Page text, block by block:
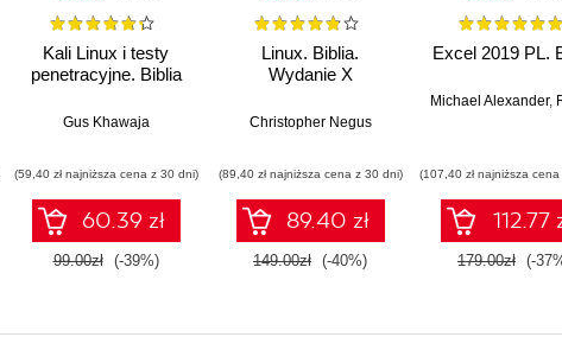
Kali Linux i testy
penetracyjne. Biblia
Gus Khawaja
(59,40 zł najniższa cena z 30 dni)
60.39 zł
99.00zł (-39%)
Linux. Biblia.
Wydanie X
Christopher Negus
(89,40 zł najniższa cena z 30 dni)
89.40 zł
149.00zł (-40%)
Excel 2019 PL.
Michael Alexander,
(107,40 zł najniższa
112.77
179.00zł (-